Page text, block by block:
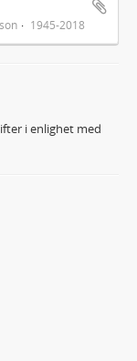
1945-2018
i enlighet med